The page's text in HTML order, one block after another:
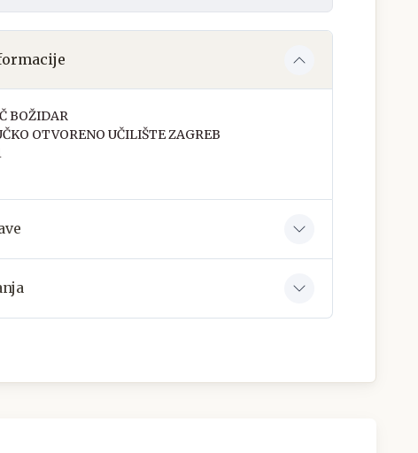
BOŽIDAR
OTVORENO UČILIŠTE ZAGREB